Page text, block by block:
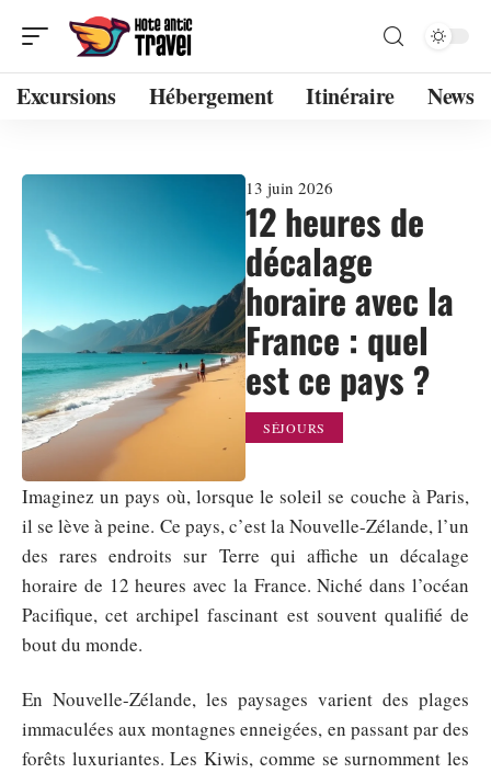
Excursions Hébergement Itinéraire News
13 juin 2026
12 heures de
décalage
horaire avec la
France : quel
est ce pays ?
SÉJOURS
Imaginez un pays où, lorsque le soleil se couche à Paris,
il se lève à peine. Ce pays, c’est la Nouvelle-Zélande, l’un
des rares endroits sur Terre qui affiche un décalage
horaire de 12 heures avec la France. Niché dans l’océan
Pacifique, cet archipel fascinant est souvent qualifié de
bout du monde.
En Nouvelle-Zélande, les paysages varient des plages
immaculées aux montagnes enneigées, en passant par des
forêts luxuriantes. Les Kiwis, comme se surnomment les